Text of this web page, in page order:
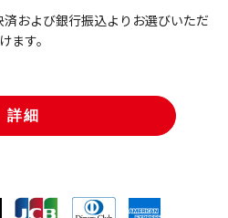
および銀行振込よりお選びいただ
けます。
詳細